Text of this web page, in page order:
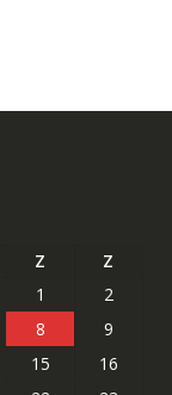
Z
Z
1
2
8
9
15
16